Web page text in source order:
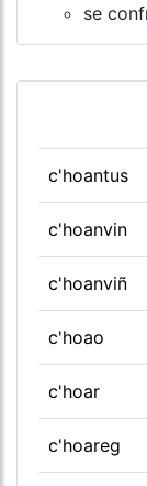
se
c'hoantus
c'hoanvin
c'hoanviñ
c'hoao
c'hoar
c'hoareg